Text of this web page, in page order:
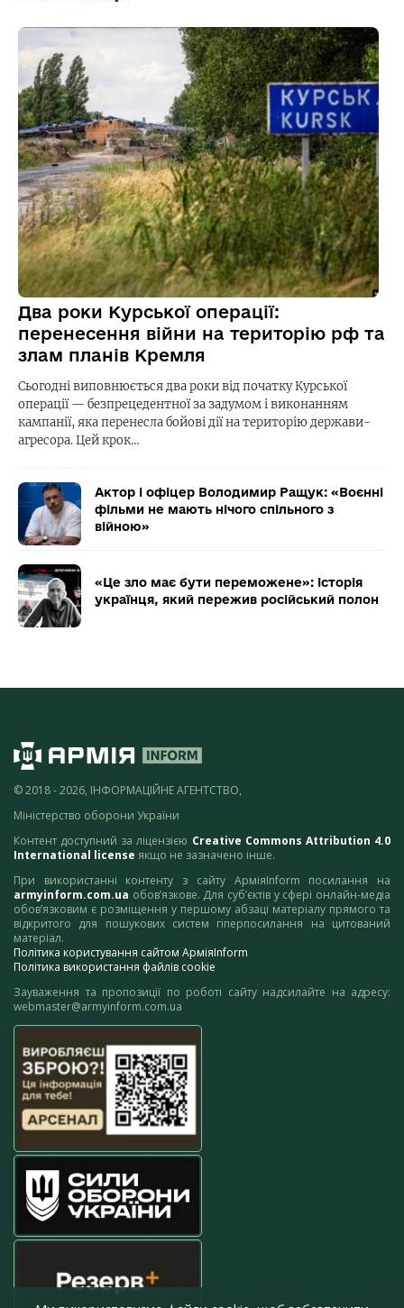
Два роки Курської операції:
перенесення війни на територію рф та
злам планів Кремля
Сьогодні виповнюється два роки від початку Курської
операції — безпрецедентної за задумом і виконанням
кампанії, яка перенесла бойові дії на територію держави-
агресора. Цей крок…
Актор і офіцер Володимир Ращук: «Воєнні
фільми не мають нічого спільного з
війною»
«Це зло має бути переможене»: історія
українця, який пережив російський полон
© 2018 - 2026, ІНФОРМАЦІЙНЕ АГЕНТСТВО,
Міністерство оборони України
Контент доступний за ліцензією Creative Commons Attribution 4.0
International license якщо не зазначено інше.
При використанні контенту з сайту АрміяInform посилання на
armyinform.com.ua обов’язкове. Для суб’єктів у сфері онлайн-медіа
обов’язковим є розміщення у першому абзаці матеріалу прямого та
відкритого для пошукових систем гіперпосилання на цитований
матеріал.
Політика користування сайтом АрміяInform
Політика використання файлів cookie
Зауваження та пропозиції по роботі сайту надсилайте на адресу:
webmaster@armyinform.com.ua